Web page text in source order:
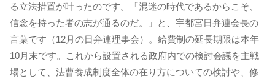
る立法措置が叶ったのです。「混迷の時代であるからこそ、
信念を持った者の志が通るのだ。」と、宇都宮日弁連会長の
言葉です（12月の日弁連理事会）。給費制の延長期限は本年
10月末です。これから設置される政府内での検討会議を主戦
場として、法曹養成制度全体の在り方についての検討や、修